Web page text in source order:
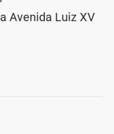
Avenida Luiz XV